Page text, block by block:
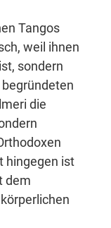
Tangos
weil ihnen
sondern
die
hingegen ist
dem